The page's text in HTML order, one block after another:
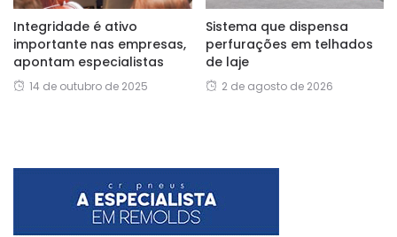
Integridade é ativo
importante nas empresas,
apontam especialistas
14 de outubro de 2025
Sistema que dispensa
perfurações em telhados
de laje
2 de agosto de 2026